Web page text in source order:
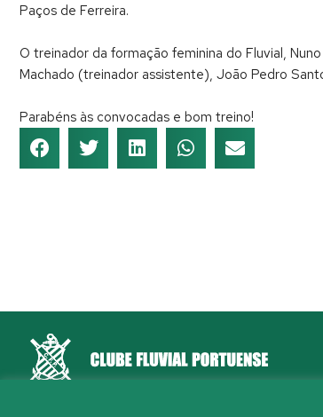
Paços de Ferreira.
O treinador da formação feminina do Fluvial,
Machado (treinador assistente), João Pedro
Parabéns às convocadas e bom treino!